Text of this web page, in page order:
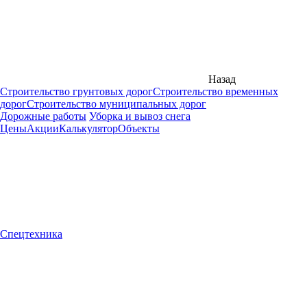
Назад
Строительство грунтовых дорогСтроительство временных
дорогСтроительство муниципальных дорог
Дорожные работы Уборка и вывоз снега
ЦеныАкцииКалькуляторОбъекты
Спецтехника